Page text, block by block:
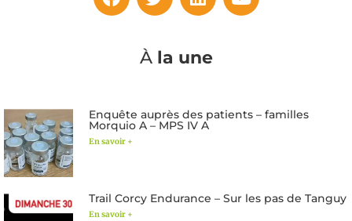
À la une
Enquête auprès des patients – familles
Morquio A – MPS IV A
En savoir +
Trail Corcy Endurance – Sur les pas de Tanguy
En savoir +